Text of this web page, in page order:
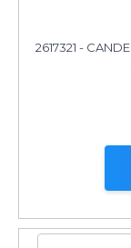
2617321 -